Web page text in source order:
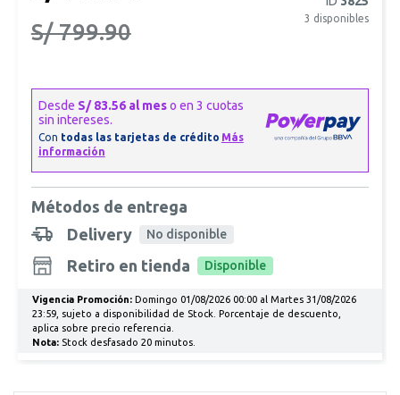
S/ 799.90 3 disponibles
Métodos de entrega
Delivery
No disponible
Retiro en tienda Disponible
Vigencia Promoción:Domingo 01/08/2026 00:00 al Martes 31/08/2026
23:59, sujeto a disponibilidad de Stock. Porcentaje de descuento,
aplica sobre precio referencia.
Nota:Stock desfasado 20 minutos.